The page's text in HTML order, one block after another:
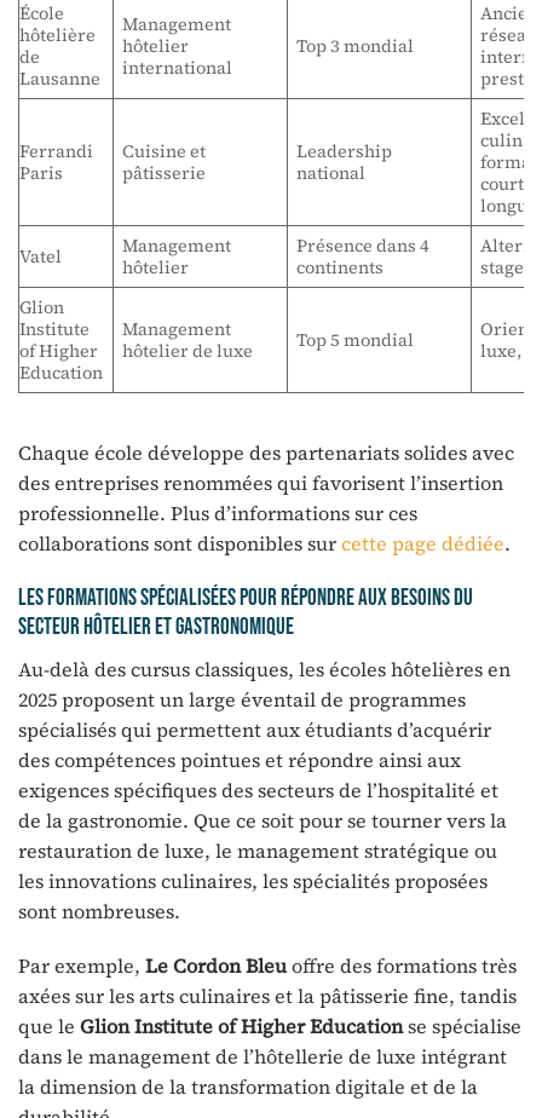
École
hôtelière
de
Lausanne
Management
hôtelier
international
Top 3 mondial
réseau
Ferrandi
Paris
Cuisine et
pâtisserie
Leadership
national
Vatel
Management
hôtelier
Présence dans 4
continents
stages
Glion
Institute
of Higher
Education
Management
hôtelier de luxe
Top 5 mondial
luxe,
Chaque école développe des partenariats solides avec
des entreprises renommées qui favorisent l’insertion
professionnelle. Plus d’informations sur ces
collaborations sont disponibles surcette page dédiée.
Les formations spécialisées pour répondre aux besoins du
secteur hôtelier et gastronomique
Au-delà des cursus classiques, les écoles hôtelières en
2025 proposent un large éventail de programmes
spécialisés qui permettent aux étudiants d’acquérir
des compétences pointues et répondre ainsi aux
exigences spécifiques des secteurs de l’hospitalité et
de la gastronomie. Que ce soit pour se tourner vers la
restauration de luxe, le management stratégique ou
les innovations culinaires, les spécialités proposées
sont nombreuses.
Par exemple, Le Cordon Bleuoffre des formations très
axées sur les arts culinaires et la pâtisserie fine, tandis
que le Glion Institute of Higher Educationse spécialise
dans le management de l’hôtellerie de luxe intégrant
la dimension de la transformation digitale et de la